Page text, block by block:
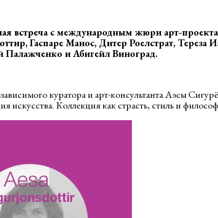
встреча с международным жюри арт-
Гаспаре Манос, Дитер Роелстрат, Тереза
Палажченко и Абигейл Виноград.
куратора и арт-консультанта Аэсы
искусства. Коллекция как страсть, стиль и